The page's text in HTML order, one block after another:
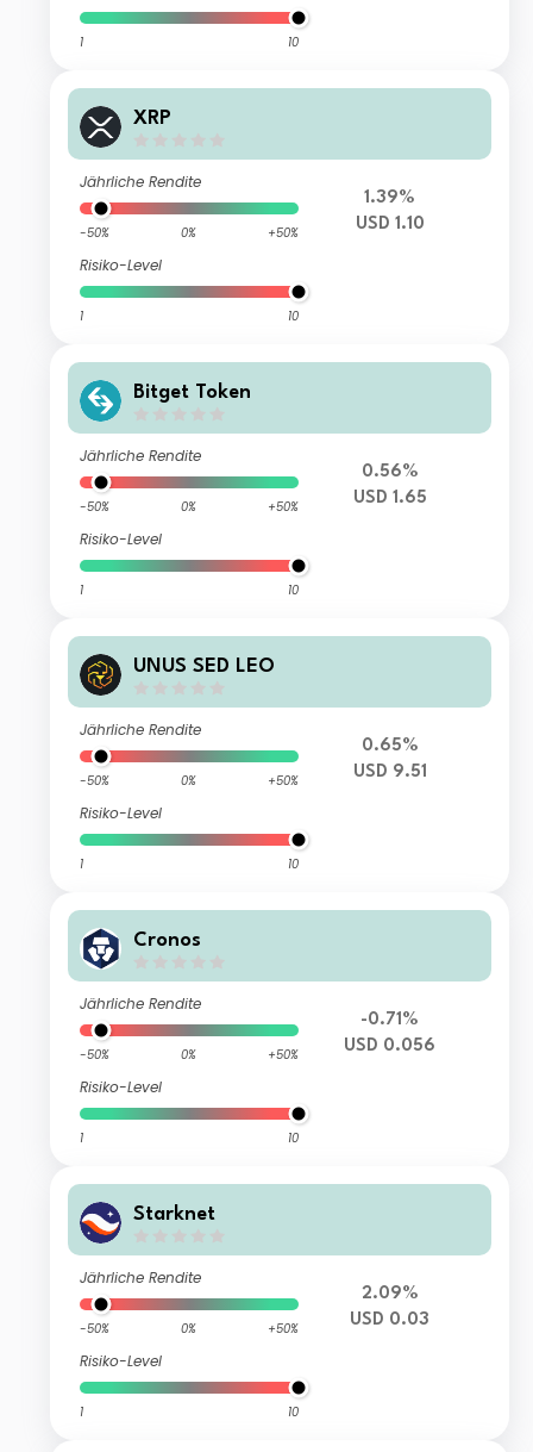
1 10
XRP
Jährliche Rendite
-50% 0% +50%
Risiko-Level
1 10
1.39%
USD 1.10
Bitget Token
Jährliche Rendite
-50% 0% +50%
Risiko-Level
1 10
0.56%
USD 1.65
UNUS SED LEO
Jährliche Rendite
-50% 0% +50%
Risiko-Level
1 10
0.65%
USD 9.51
Cronos
Jährliche Rendite
-50% 0% +50%
Risiko-Level
1 10
-0.71%
USD 0.056
Starknet
Jährliche Rendite
-50% 0% +50%
Risiko-Level
1 10
2.09%
USD 0.03